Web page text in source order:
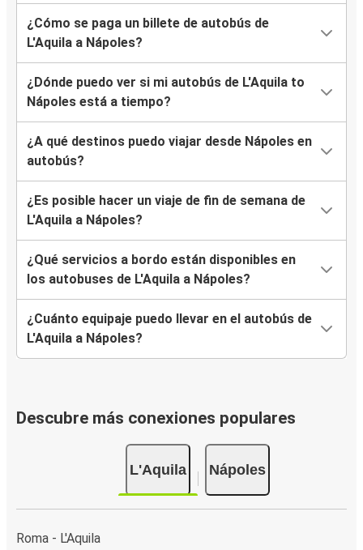
¿Cómo se paga un billete de autobús de
L'Aquila a Nápoles?
¿Dónde puedo ver si mi autobús de L'Aquila to
Nápoles está a tiempo?
¿A qué destinos puedo viajar desde Nápoles en
autobús?
¿Es posible hacer un viaje de fin de semana de
L'Aquila a Nápoles?
¿Qué servicios a bordo están disponibles en
los autobuses de L'Aquila a Nápoles?
¿Cuánto equipaje puedo llevar en el autobús de
L'Aquila a Nápoles?
Descubre más conexiones populares
L'Aquila Nápoles
Roma - L'Aquila